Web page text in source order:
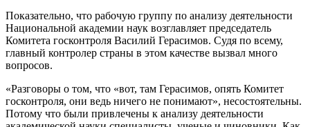
Показательно, что рабочую группу по анализу деятельности
Национальной академии наук возглавляет председатель
Комитета госконтроля Василий Герасимов. Судя по всему,
главный контролер страны в этом качестве вызвал много
вопросов.
«Разговоры о том, что «вот, там Герасимов, опять Комитет
госконтроля, они ведь ничего не понимают», несостоятельны.
Потому что были привлечены к анализу деятельности